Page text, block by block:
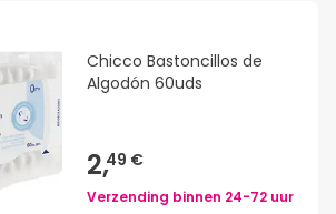
Chicco Bastoncillos de
Algodón 60uds
2,49 €
Verzending binnen 24-72 uur